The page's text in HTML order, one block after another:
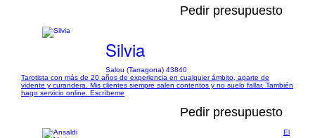
Pedir presupuesto
Silvia
Salou (Tarragona) 43840
Tarotista con más de 20 años de experiencia en cualquier ámbito, aparte de
vidente y curandera. Mis clientes siempre salen contentos y no suelo fallar. También
hago servicio online. Escríbeme
Pedir presupuesto
El